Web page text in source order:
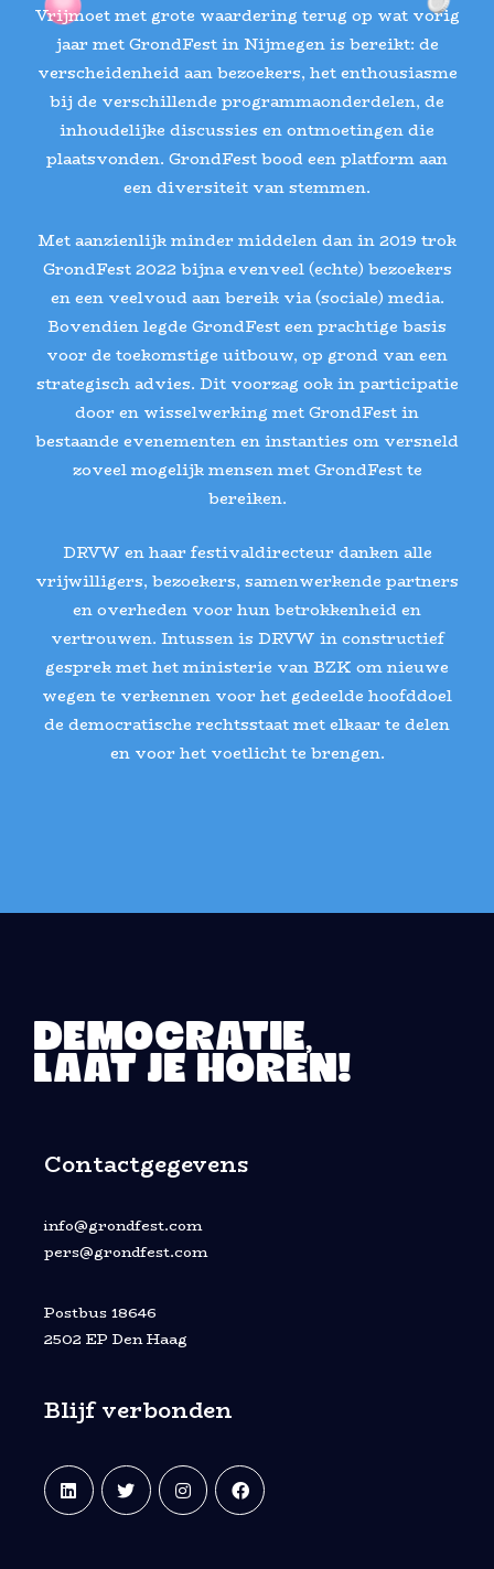
Vrijmoet met grote waardering terug op wat vorig
jaar met GrondFest in Nijmegen is bereikt: de
verscheidenheid aan bezoekers, het enthousiasme
bij de verschillende programmaonderdelen, de
inhoudelijke discussies en ontmoetingen die
plaatsvonden. GrondFest bood een platform aan
een diversiteit van stemmen.
Met aanzienlijk minder middelen dan in 2019 trok
GrondFest 2022 bijna evenveel (echte) bezoekers
en een veelvoud aan bereik via (sociale) media.
Bovendien legde GrondFest een prachtige basis
voor de toekomstige uitbouw, op grond van een
strategisch advies. Dit voorzag ook in participatie
door en wisselwerking met GrondFest in
bestaande evenementen en instanties om versneld
zoveel mogelijk mensen met GrondFest te
bereiken.
DRVW en haar festivaldirecteur danken alle
vrijwilligers, bezoekers, samenwerkende partners
en overheden voor hun betrokkenheid en
vertrouwen. Intussen is DRVW in constructief
gesprek met het ministerie van BZK om nieuwe
wegen te verkennen voor het gedeelde hoofddoel
de democratische rechtsstaat met elkaar te delen
en voor het voetlicht te brengen.
DEMOCRATIE,
LAAT JE HOREN!
Contactgegevens
info@grondfest.com
pers@grondfest.com
Postbus 18646
2502 EP Den Haag
Blijf verbonden